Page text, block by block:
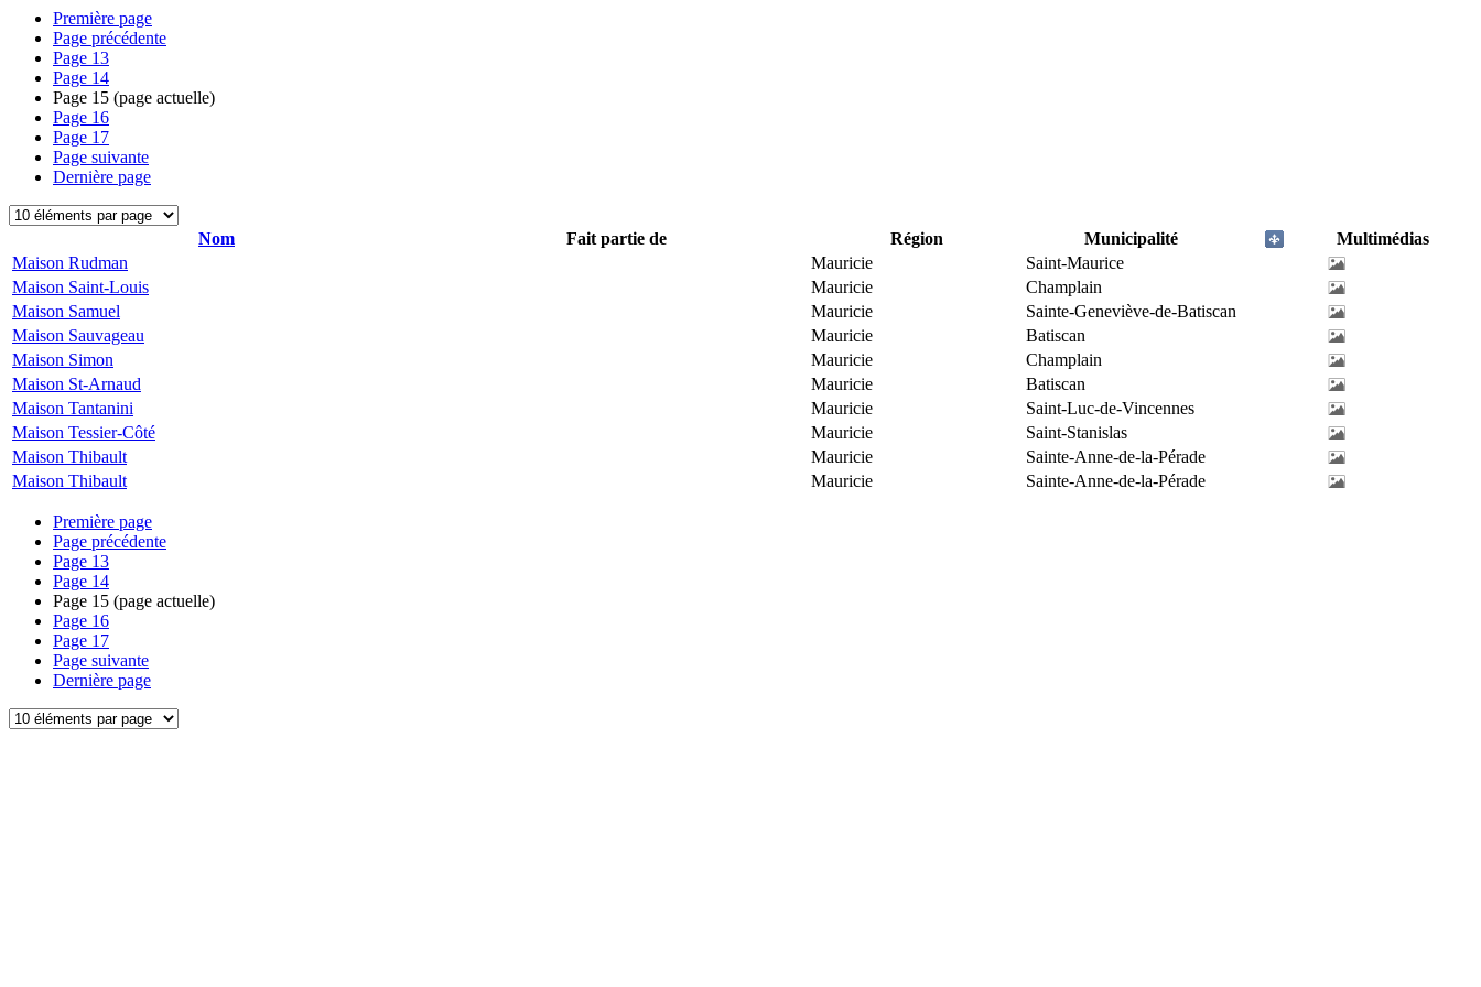
Première page
Page précédente
Page 13
Page 14
Page 15 (page actuelle)
Page 16
Page 17
Page suivante
Dernière page
Nom Fait partie de Région Municipalité
Multimédias
Maison Rudman
Mauricie
Saint-Maurice
Maison Saint-Louis
Mauricie
Champlain
Maison Samuel
Mauricie
Sainte-Geneviève-de-Batiscan
Maison Sauvageau
Mauricie
Batiscan
Maison Simon
Mauricie
Champlain
Maison St-Arnaud
Mauricie
Batiscan
Maison Tantanini
Mauricie
Saint-Luc-de-Vincennes
Maison Tessier-Côté
Mauricie
Saint-Stanislas
Maison Thibault
Mauricie
Sainte-Anne-de-la-Pérade
Maison Thibault
Mauricie Sainte-Anne-de-la-Pérade
Première page
Page précédente
Page 13
Page 14
Page 15 (page actuelle)
Page 16
Page 17
Page suivante
Dernière page